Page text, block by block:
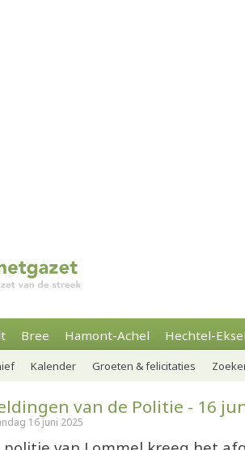
Bree Hamont-Achel Hechtel-
Kalender Groeten & felicitaties
van de Politie - 16
16 juni 2025